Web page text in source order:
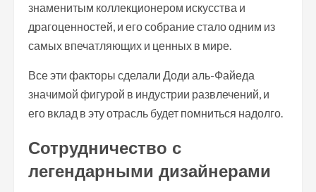
знаменитым коллекционером искусства и
драгоценностей, и его собрание стало одним из
самых впечатляющих и ценных в мире.
Все эти факторы сделали Доди аль-Файеда
значимой фигурой в индустрии развлечений, и
его вклад в эту отрасль будет помниться надолго.
Сотрудничество с
легендарными дизайнерами